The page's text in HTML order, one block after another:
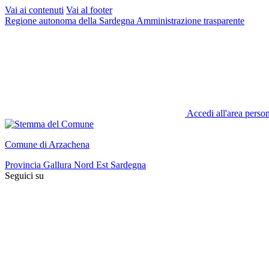
Vai ai contenuti Vai al footer
Regione autonoma della Sardegna Amministrazione trasparente
Accedi all'area
Comune di Arzachena
Provincia Gallura Nord Est Sardegna
Seguici su